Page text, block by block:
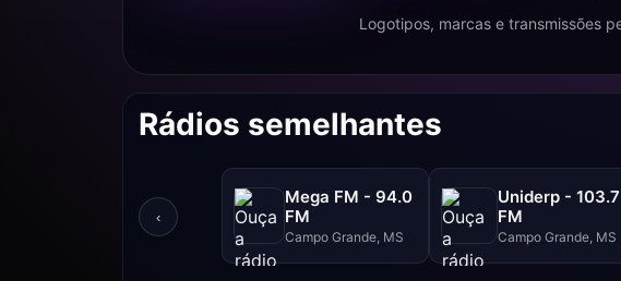
Logotipos, marcas e transmissões
Rádios semelhantes
‹
Mega FM - 94.0
FM
Campo Grande, MS
Uniderp - 103.7
FM
Campo Grande, MS